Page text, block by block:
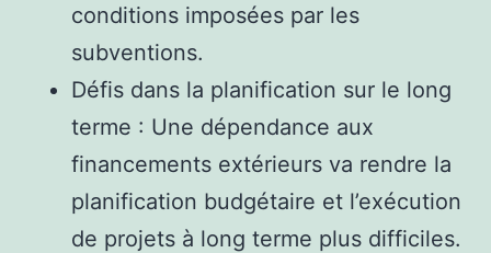
conditions imposées par les
subventions.
Défis dans la planification sur le long
terme : Une dépendance aux
financements extérieurs va rendre la
planification budgétaire et l’exécution
de projets à long terme plus difficiles.